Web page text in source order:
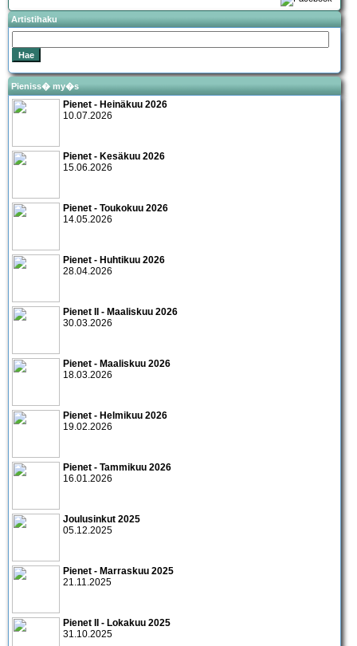
Artistihaku
Pieniss� my�s
Pienet - Heinäkuu 2026
10.07.2026
Pienet - Kesäkuu 2026
15.06.2026
Pienet - Toukokuu 2026
14.05.2026
Pienet - Huhtikuu 2026
28.04.2026
Pienet II - Maaliskuu 2026
30.03.2026
Pienet - Maaliskuu 2026
18.03.2026
Pienet - Helmikuu 2026
19.02.2026
Pienet - Tammikuu 2026
16.01.2026
Joulusinkut 2025
05.12.2025
Pienet - Marraskuu 2025
21.11.2025
Pienet II - Lokakuu 2025
31.10.2025